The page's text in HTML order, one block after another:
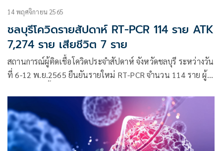
14 พฤศจิกายน 2565
ชลบุรีโควิดรายสัปดาห์ RT-PCR 114 ราย ATK
7,274 ราย เสียชีวิต 7 ราย
สถานการณ์ผู้ติดเชื้อโควิดประจำสัปดาห์ จังหวัดชลบุรี ระหว่างวัน
ที่ 6-12 พ.ย.2565 ยืนยันรายใหม่ RT-PCR จำนวน 114 ราย ผู้